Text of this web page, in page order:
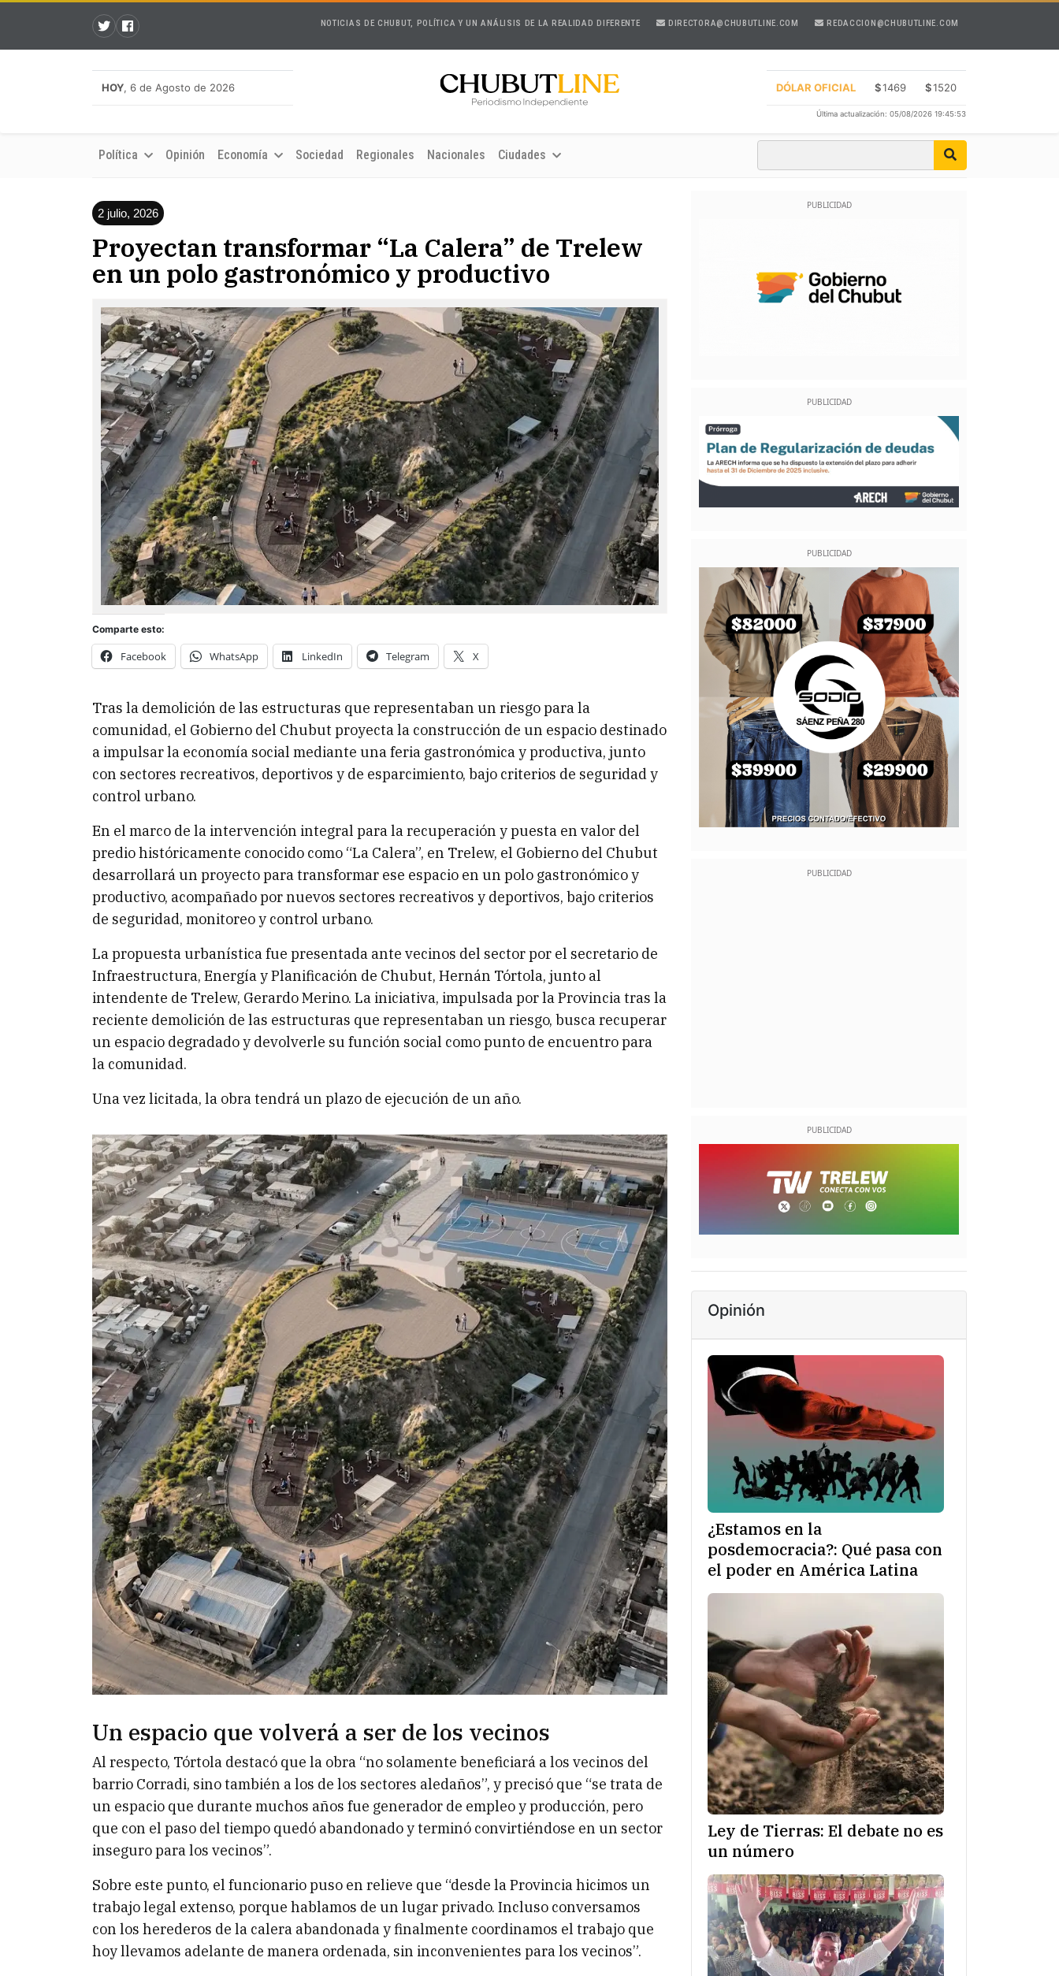
NOTICIAS DE CHUBUT, POLÍTICA Y UN ANÁLISIS DE LA REALIDAD DIFERENTE DIRECTORA@CHUBUTLINE.COM REDACCION@CHUBUTLINE.COM
HOY, 6 de Agosto de 2026 DÓLAR OFICIAL $1469 $1520
Última actualización: 05/08/2026 19:45:53
Política Opinión Economía Sociedad Regionales Nacionales Ciudades
2 julio, 2026
Proyectan transformar “La Calera” de Trelew
en un polo gastronómico y productivo
Comparte esto:
Facebook WhatsApp LinkedIn Telegram X
Tras la demolición de las estructuras que representaban un riesgo para la
comunidad, el Gobierno del Chubut proyecta la construcción de un espacio destinado
a impulsar la economía social mediante una feria gastronómica y productiva, junto
con sectores recreativos, deportivos y de esparcimiento, bajo criterios de seguridad y
control urbano.
En el marco de la intervención integral para la recuperación y puesta en valor del
predio históricamente conocido como “La Calera”, en Trelew, el Gobierno del Chubut
desarrollará un proyecto para transformar ese espacio en un polo gastronómico y
productivo, acompañado por nuevos sectores recreativos y deportivos, bajo criterios
de seguridad, monitoreo y control urbano.
La propuesta urbanística fue presentada ante vecinos del sector por el secretario de
Infraestructura, Energía y Planificación de Chubut, Hernán Tórtola, junto al
intendente de Trelew, Gerardo Merino. La iniciativa, impulsada por la Provincia tras la
reciente demolición de las estructuras que representaban un riesgo, busca recuperar
un espacio degradado y devolverle su función social como punto de encuentro para
la comunidad.
Una vez licitada, la obra tendrá un plazo de ejecución de un año.
Un espacio que volverá a ser de los vecinos
Al respecto, Tórtola destacó que la obra “no solamente beneficiará a los vecinos del
barrio Corradi, sino también a los de los sectores aledaños”, y precisó que “se trata de
un espacio que durante muchos años fue generador de empleo y producción, pero
que con el paso del tiempo quedó abandonado y terminó convirtiéndose en un sector
inseguro para los vecinos”.
Sobre este punto, el funcionario puso en relieve que “desde la Provincia hicimos un
trabajo legal extenso, porque hablamos de un lugar privado. Incluso conversamos
con los herederos de la calera abandonada y finalmente coordinamos el trabajo que
hoy llevamos adelante de manera ordenada, sin inconvenientes para los vecinos”.
Opinión
¿Estamos en la
posdemocracia?: Qué pasa con
el poder en América Latina
Ley de Tierras: El debate no es
un número